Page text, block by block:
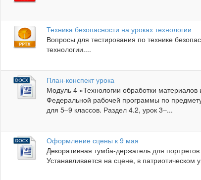
Техника безопасности на уроках технологии
Вопросы для тестирования по технике
технологии....
План-конспект урока
Модуль 4 «Технологии обработки
Федеральной рабочей программы по
для 5–9 классов. Раздел 4.2, урок 3–...
Оформление сцены к 9 мая
Декоративная тумба-держатель для
Устанавливается на сцене, в патриотическом